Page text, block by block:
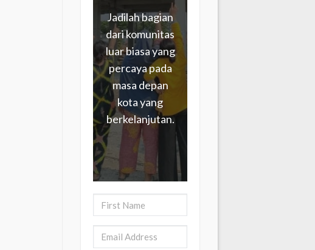
Jadilah bagian
dari komunitas
luar biasa yang
percaya pada
masa depan
kota yang
berkelanjutan.